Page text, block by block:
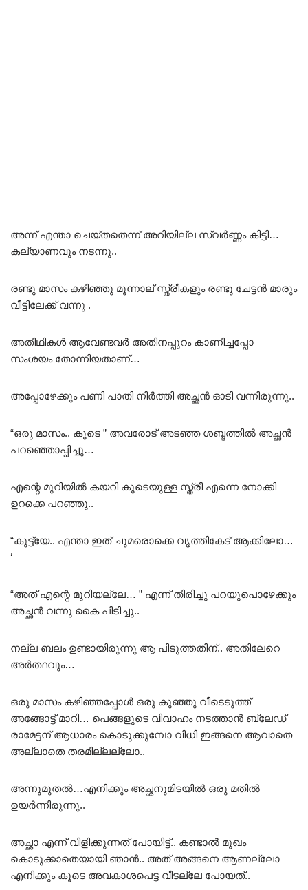
അന്ന് എന്താ ചെയ്തതെന്ന് അറിയില്ല സ്വർണ്ണം കിട്ടി…
കല്യാണവും നടന്നു..
രണ്ടു മാസം കഴിഞ്ഞു മൂന്നാല് സ്ത്രീകളും രണ്ടു ചേട്ടൻ മാരും
വീട്ടിലേക്ക് വന്നു .
അതിഥികൾ ആവേണ്ടവർ അതിനപ്പുറം കാണിച്ചപ്പോ
സംശയം തോന്നിയതാണ്…
അപ്പോഴേക്കും പണി പാതി നിർത്തി അച്ഛൻ ഓടി വന്നിരുന്നു..
“ഒരു മാസം.. കൂടെ ” അവരോട് അടഞ്ഞ ശബ്ദത്തിൽ അച്ഛൻ
പറഞ്ഞൊപ്പിച്ചു…
എന്റെ മുറിയിൽ കയറി കൂടെയുള്ള സ്ത്രീ എന്നെ നോക്കി
ഉറക്കെ പറഞ്ഞു..
“കുട്ട്യേ.. എന്താ ഇത് ചുമരൊക്കെ വൃത്തികേട് ആക്കിലോ…
‘
“അത് എന്റെ മുറിയല്ലേ… ” എന്ന് തിരിച്ചു പറയുപൊഴേക്കും
അച്ഛൻ വന്നു കൈ പിടിച്ചു..
നല്ല ബലം ഉണ്ടായിരുന്നു ആ പിടുത്തതിന്.. അതിലേറെ
അർത്ഥവും…
ഒരു മാസം കഴിഞ്ഞപ്പോൾ ഒരു കുഞ്ഞു വീടെടുത്ത്
അങ്ങോട്ട് മാറി… പെങ്ങളുടെ വിവാഹം നടത്താൻ ബ്ലേഡ്
രാമേട്ടന് ആധാരം കൊടുക്കുമ്പോ വിധി ഇങ്ങനെ ആവാതെ
അല്ലാതെ തരമില്ലല്ലോ..
അന്നുമുതൽ…എനിക്കും അച്ഛനുമിടയിൽ ഒരു മതിൽ
ഉയർന്നിരുന്നു..
അച്ഛാ എന്ന് വിളിക്കുന്നത് പോയിട്ട്.. കണ്ടാൽ മുഖം
കൊടുക്കാതെയായി ഞാൻ.. അത് അങ്ങനെ ആണല്ലോ
എനിക്കും കൂടെ അവകാശപെട്ട വീടല്ലേ പോയത്..